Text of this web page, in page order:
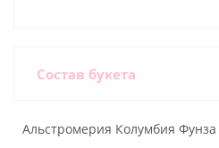
Состав букета
Альстромерия Колумбия Фунза